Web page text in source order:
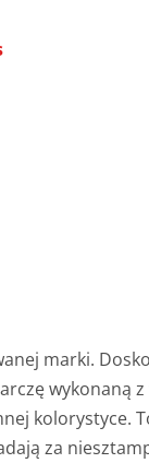
marki.
wykonaną
kolorystyce.
za